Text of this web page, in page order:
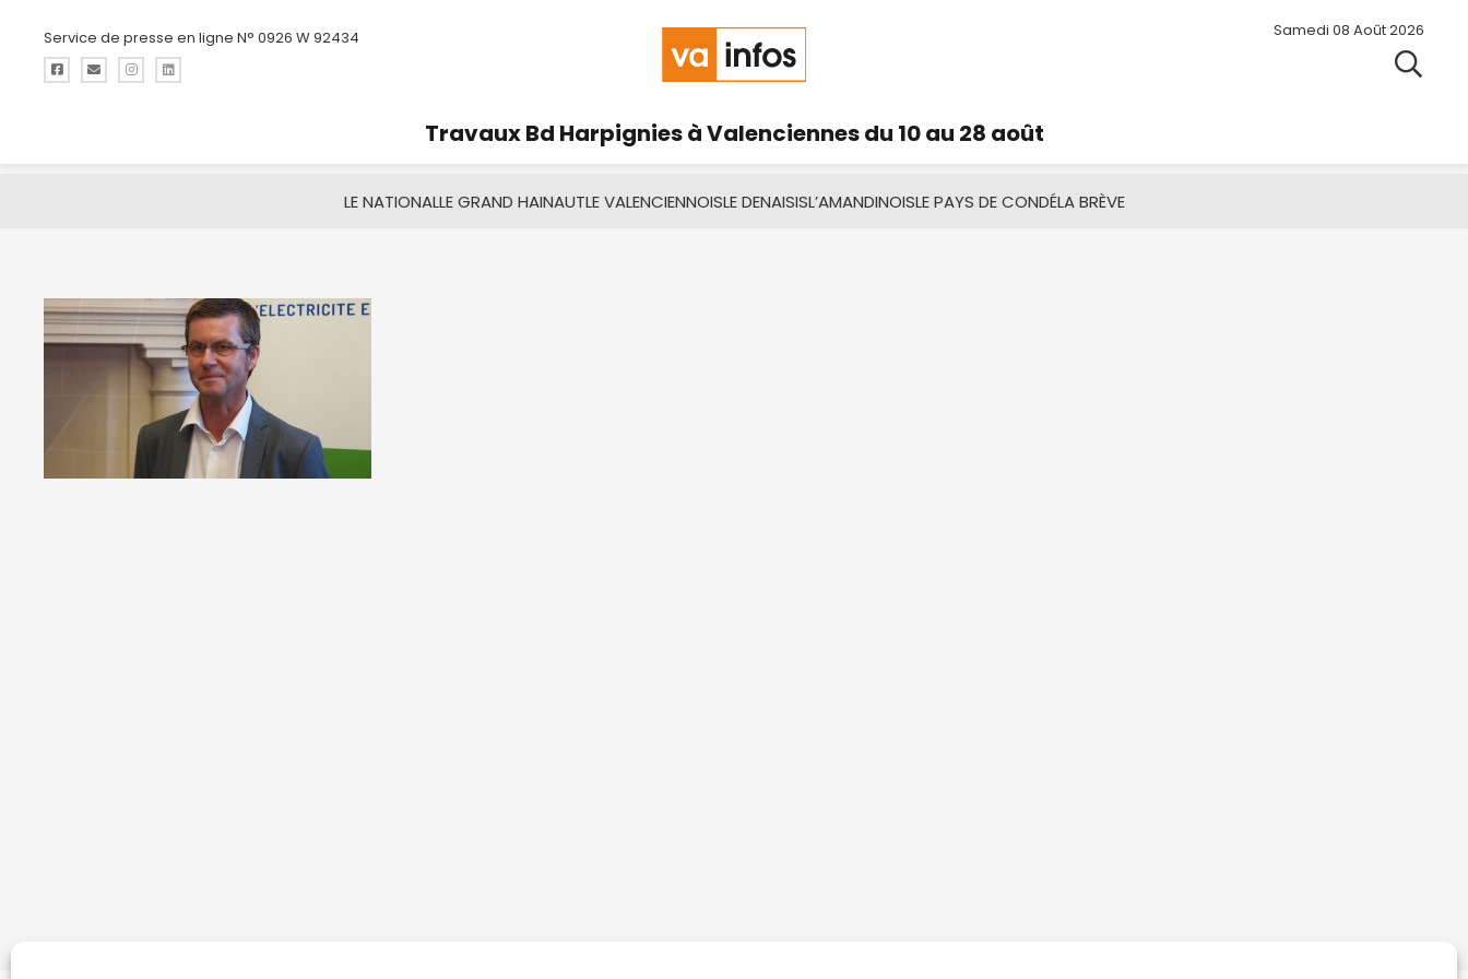
Service de presse en ligne N° 0926 W 92434 Samedi 08 Août 2026
Travaux Bd Harpignies à Valenciennes du 10 au 28 août
LE NATIONALLE GRAND HAINAUTLE VALENCIENNOISLE DENAISISL’AMANDINOISLE PAYS DE CONDÉLA BRÈVE